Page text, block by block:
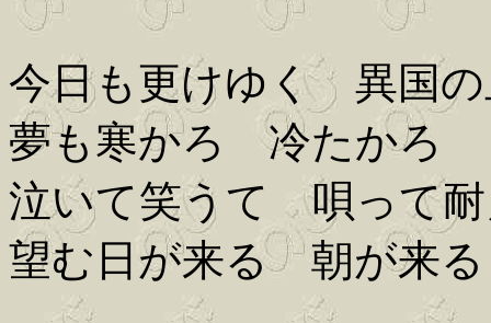
今日も更けゆく 異国の
夢も寒かろ 冷たかろ
泣いて笑うて 唄って
望む日が来る 朝が来る